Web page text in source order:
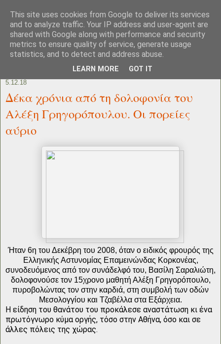
5.12.18
Δέκα χρόνια από τη δολοφονία του
Αλέξη Γρηγορόπουλου. Οι πορείες
αύριο
Ήταν 6η του Δεκέβρη του 2008, όταν ο ειδικός φρουρός της
Ελληνικής Αστυνομίας Επαμεινώνδας Κορκονέας,
συνοδευόμενος από τον συνάδελφό του, Βασίλη Σαραλιώτη,
δολοφονούσε τον 15χρονο μαθητή Αλέξη Γρηγορόπουλο,
πυροβολώντας τον στην καρδιά, στη συμβολή των οδών
Μεσολογγίου και Τζαβέλλα στα Εξάρχεια.
Η είδηση του θανάτου του προκάλεσε αναστάτωση κι ένα
πρωτόγνωρο κύμα οργής, τόσο στην Αθήνα, όσο και σε
άλλες πόλεις της χώρας.
This site uses cookies from Google to deliver its services
and to analyze traffic. Your IP address and user-agent are
shared with Google along with performance and security
metrics to ensure quality of service, generate usage
statistics, and to detect and address abuse.
LEARN MORE GOT IT